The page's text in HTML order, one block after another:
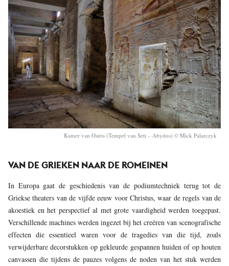
Kamer van Osiris (Tempel van Seti – Abydos) © Mick Palarczyk
VAN DE GRIEKEN NAAR DE ROMEINEN
In Europa gaat de geschiedenis van de podiumtechniek terug tot de
Griekse theaters van de vijfde eeuw voor Christus, waar de regels van de
akoestiek en het perspectief al met grote vaardigheid werden toegepast.
Verschillende machines werden ingezet bij het creëren van scenografische
effecten die essentieel waren voor de tragedies van die tijd, zoals
verwijderbare decorstukken op gekleurde gespannen huiden of op houten
canvassen die tijdens de pauzes volgens de noden van het stuk werden